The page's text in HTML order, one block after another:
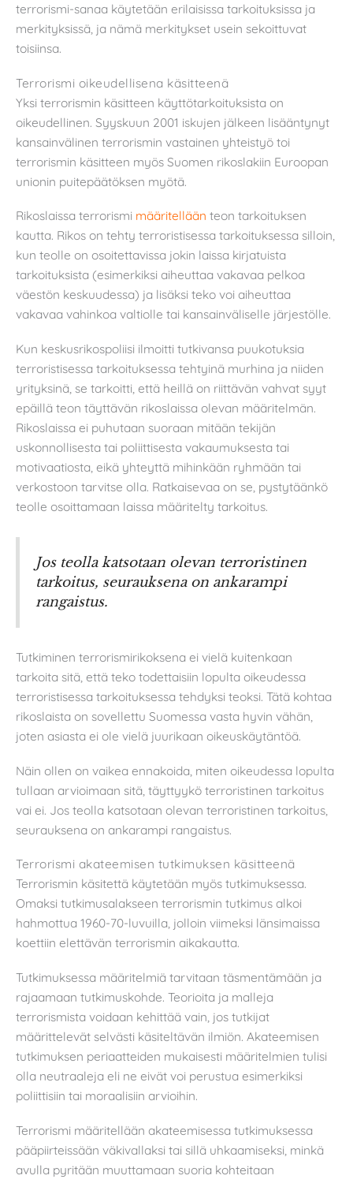
terrorismi-sanaa käytetään erilaisissa tarkoituksissa ja
merkityksissä, ja nämä merkitykset usein sekoittuvat
toisiinsa.
Terrorismi oikeudellisena käsitteenä
Yksi terrorismin käsitteen käyttötarkoituksista on
oikeudellinen. Syyskuun 2001 iskujen jälkeen lisääntynyt
kansainvälinen terrorismin vastainen yhteistyö toi
terrorismin käsitteen myös Suomen rikoslakiin Euroopan
unionin puitepäätöksen myötä.
Rikoslaissa terrorismi määritellään teon tarkoituksen
kautta. Rikos on tehty terroristisessa tarkoituksessa silloin,
kun teolle on osoitettavissa jokin laissa kirjatuista
tarkoituksista (esimerkiksi aiheuttaa vakavaa pelkoa
väestön keskuudessa) ja lisäksi teko voi aiheuttaa
vakavaa vahinkoa valtiolle tai kansainväliselle järjestölle.
Kun keskusrikospoliisi ilmoitti tutkivansa puukotuksia
terroristisessa tarkoituksessa tehtyinä murhina ja niiden
yrityksinä, se tarkoitti, että heillä on riittävän vahvat syyt
epäillä teon täyttävän rikoslaissa olevan määritelmän.
Rikoslaissa ei puhutaan suoraan mitään tekijän
uskonnollisesta tai poliittisesta vakaumuksesta tai
motivaatiosta, eikä yhteyttä mihinkään ryhmään tai
verkostoon tarvitse olla. Ratkaisevaa on se, pystytäänkö
teolle osoittamaan laissa määritelty tarkoitus.
Jos teolla katsotaan olevan terroristinen
tarkoitus, seurauksena on ankarampi
rangaistus.
Tutkiminen terrorismirikoksena ei vielä kuitenkaan
tarkoita sitä, että teko todettaisiin lopulta oikeudessa
terroristisessa tarkoituksessa tehdyksi teoksi. Tätä kohtaa
rikoslaista on sovellettu Suomessa vasta hyvin vähän,
joten asiasta ei ole vielä juurikaan oikeuskäytäntöä.
Näin ollen on vaikea ennakoida, miten oikeudessa lopulta
tullaan arvioimaan sitä, täyttyykö terroristinen tarkoitus
vai ei. Jos teolla katsotaan olevan terroristinen tarkoitus,
seurauksena on ankarampi rangaistus.
Terrorismi akateemisen tutkimuksen käsitteenä
Terrorismin käsitettä käytetään myös tutkimuksessa.
Omaksi tutkimusalakseen terrorismin tutkimus alkoi
hahmottua 1960-70-luvuilla, jolloin viimeksi länsimaissa
koettiin elettävän terrorismin aikakautta.
Tutkimuksessa määritelmiä tarvitaan täsmentämään ja
rajaamaan tutkimuskohde. Teorioita ja malleja
terrorismista voidaan kehittää vain, jos tutkijat
määrittelevät selvästi käsiteltävän ilmiön. Akateemisen
tutkimuksen periaatteiden mukaisesti määritelmien tulisi
olla neutraaleja eli ne eivät voi perustua esimerkiksi
poliittisiin tai moraalisiin arvioihin.
Terrorismi määritellään akateemisessa tutkimuksessa
pääpiirteissään väkivallaksi tai sillä uhkaamiseksi, minkä
avulla pyritään muuttamaan suoria kohteitaan